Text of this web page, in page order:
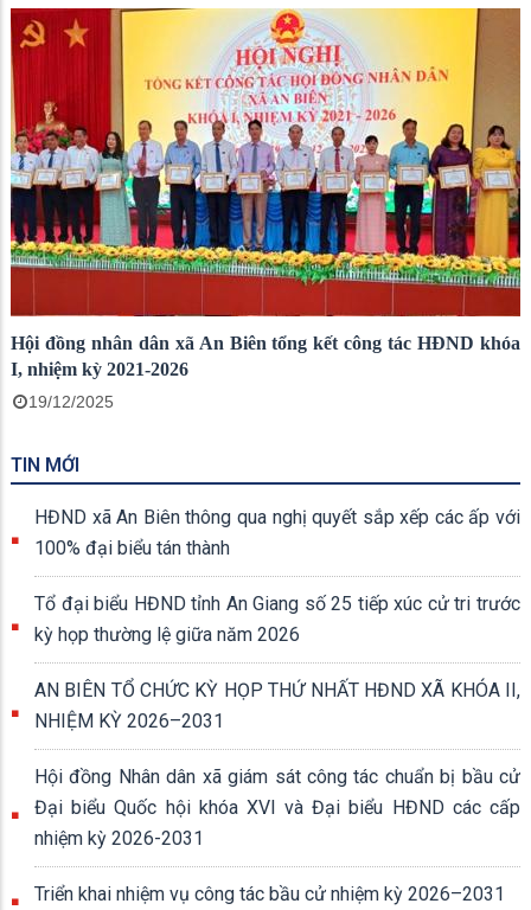
Hội đồng nhân dân xã An Biên tổng kết công tác HĐND khóa
I, nhiệm kỳ 2021-2026
19/12/2025
TIN MỚI
HĐND xã An Biên thông qua nghị quyết sắp xếp các ấp với
100% đại biểu tán thành
Tổ đại biểu HĐND tỉnh An Giang số 25 tiếp xúc cử tri trước
kỳ họp thường lệ giữa năm 2026
AN BIÊN TỔ CHỨC KỲ HỌP THỨ NHẤT HĐND XÃ KHÓA II,
NHIỆM KỲ 2026–2031
Hội đồng Nhân dân xã giám sát công tác chuẩn bị bầu cử
Đại biểu Quốc hội khóa XVI và Đại biểu HĐND các cấp
nhiệm kỳ 2026-2031
Triển khai nhiệm vụ công tác bầu cử nhiệm kỳ 2026–2031